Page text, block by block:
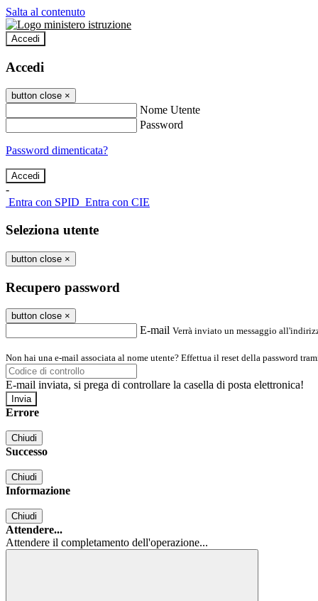
Salta al contenuto
Accedi
Accedi
button close ×
Nome Utente
Password
Password dimenticata?
-
Entra con SPID Entra con CIE
Seleziona utente
button close ×
Recupero password
button close ×
E-mail Verrà inviato un messaggio
Non hai una e-mail associata al nome utente? Effettua il reset della password
E-mail inviata, si prega di controllare la casella di posta elettronica!
Errore
Chiudi
Successo
Chiudi
Informazione
Chiudi
Attendere...
Attendere il completamento dell'operazione...